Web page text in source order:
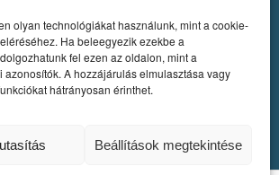
olyan technológiákat használunk, mint a cookie-
Ha beleegyezik ezekbe a
fel ezen az oldalon, mint a
A hozzájárulás elmulasztása vagy
hátrányosan érinthet.
Beállítások megtekintése
elkészítéséhez
könyvkiadás
jog. A könyvkészítés alapjai